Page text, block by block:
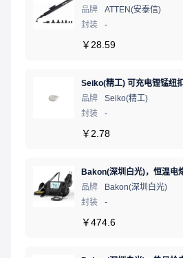
品牌
ATTEN(安泰信)
封装
-
￥ 28.59
Seiko(精工) 可充电锂锰纽
品牌
Seiko(精工)
封装
-
￥ 2.78
品牌
Bakon(深圳白光)
封装
-
￥474.6